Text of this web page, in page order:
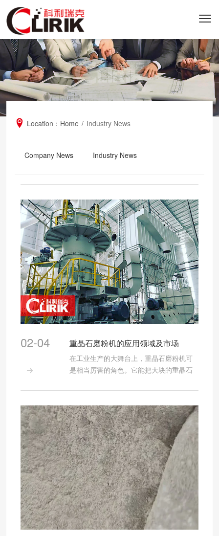
Location： Home / Industry News
Company News Industry News
02-04

重晶石磨粉机的应用领域及市场
在工业生产的大舞台上，重晶石磨粉机可
是相当厉害的角色。它能把大块的重晶石
用。 咱先从石油钻井行业说起，这可是重
晶石磨粉机的一个重要应用领域。在石油
钻井过程中，需要用到泥浆来稳定井壁、
携带岩屑等。而重晶石粉作为泥浆加重
剂，能增加泥浆的密度，防止井喷等事故
发生。的重晶石磨粉机可以精准地把重晶
石加工成符合钻井要求细度的粉末，让泥
浆性能更稳定。据了解，在石油钻井行
业，80% – 90% 的重晶石粉都被用作泥浆
加重剂，这对磨粉机的产量和质量要求可
高了，的设备恰恰能满足这些需求。 化工
行业也离不开它。重晶石粉可以用来制作